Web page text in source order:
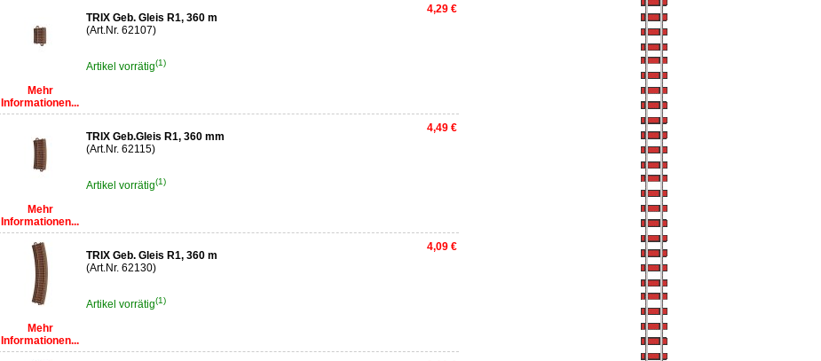
Mehr
Informationen...
TRIX Geb. Gleis R1, 360 m
(Art.Nr. 62107)
Artikel vorrätig(1)
4,29 €
Mehr
Informationen...
TRIX Geb.Gleis R1, 360 mm
(Art.Nr. 62115)
Artikel vorrätig(1)
4,49 €
Mehr
Informationen...
TRIX Geb. Gleis R1, 360 m
(Art.Nr. 62130)
Artikel vorrätig(1)
4,09 €